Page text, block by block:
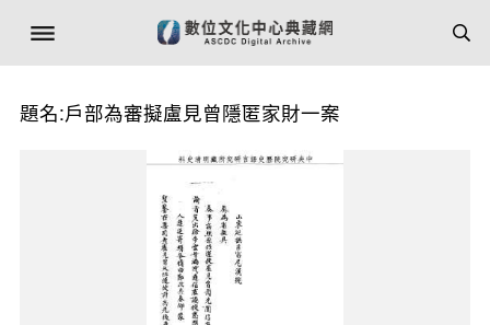
題名:戶部為審擬盧見曾隱匿家財一案